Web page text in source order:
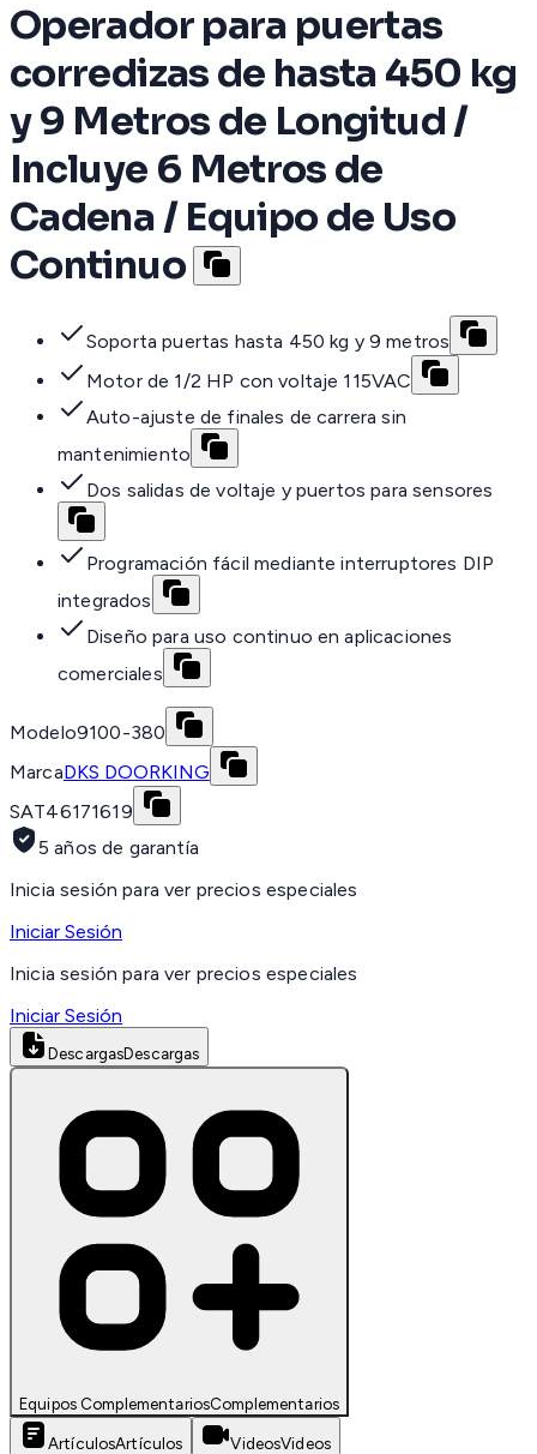
Operador para puertas
corredizas de hasta 450 kg
y 9 Metros de Longitud /
Incluye 6 Metros de
Cadena / Equipo de Uso
Continuo
Soporta puertas hasta 450 kg y 9 metros
Motor de 1/2 HP con voltaje 115VAC
Auto-ajuste de finales de carrera sin
mantenimiento
Dos salidas de voltaje y puertos para sensores
Programación fácil mediante interruptores DIP
integrados
Diseño para uso continuo en aplicaciones
comerciales
Modelo9100-380
MarcaDKS DOORKING
SAT46171619
5 años de garantía
Inicia sesión para ver precios especiales
Iniciar Sesión
Inicia sesión para ver precios especiales
Iniciar Sesión
DescargasDescargas
Equipos ComplementariosComplementarios
ArtículosArtículos VideosVideos